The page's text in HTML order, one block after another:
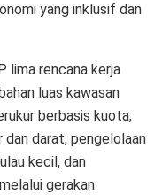
yang inklusif dan
lima rencana kerja
luas kawasan
berbasis kuota,
dan darat, pengelolaan
kecil, dan
gerakan